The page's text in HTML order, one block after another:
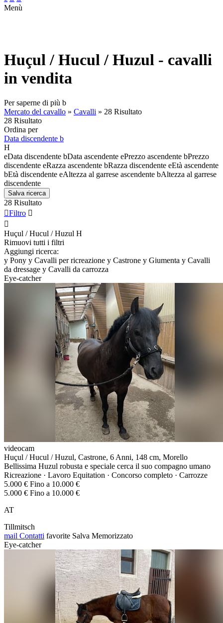
Menù
Huçul / Hucul / Huzul - cavalli
in vendita
Per saperne di più b
Mercato del cavallo » Cavalli » 28 Risultato
28 Risultato
Ordina per
Data discendente b
H
eData discendente bData ascendente ePrezzo ascendente bPrezzo
discendente eRazza ascendente bRazza discendente eEtà ascendente
bEtà discendente eAltezza al garrese ascendente bAltezza al garrese
discendente
Salva ricerca
28 Risultato
Filtro 

Huçul / Hucul / Huzul H
Rimuovi tutti i filtri
Aggiungi ricerca:
y Pony y Cavalli per ricreazione y Castrone y Giumenta y Cavalli
da dressage y Cavalli da carrozza
Eye-catcher
videocam
Huçul / Hucul / Huzul, Castrone, 6 Anni, 148 cm, Morello
Bellissima Huzul robusta e speciale cerca il suo compagno umano
Ricreazione · Lavoro Equitation · Concorso completo · Carrozze
5.000 € Fino a 10.000 €
5.000 € Fino a 10.000 €
AT
Tillmitsch
mail Contatti favorite Salva Memorizzato
Eye-catcher